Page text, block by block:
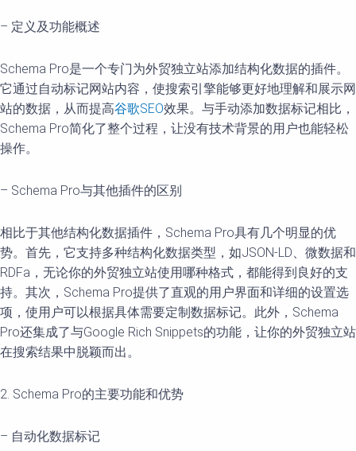
– 定义及功能概述
Schema Pro是一个专门为外贸独立站添加结构化数据的插件。
它通过自动标记网站内容，使搜索引擎能够更好地理解和展示网
站的数据，从而提高谷歌SEO效果。与手动添加数据标记相比，
Schema Pro简化了整个过程，让没有技术背景的用户也能轻松
操作。
– Schema Pro与其他插件的区别
相比于其他结构化数据插件，Schema Pro具有几个明显的优
势。首先，它支持多种结构化数据类型，如JSON-LD、微数据和
RDFa，无论你的外贸独立站使用哪种格式，都能得到良好的支
持。其次，Schema Pro提供了直观的用户界面和详细的设置选
项，使用户可以根据具体需要定制数据标记。此外，Schema
Pro还集成了与Google Rich Snippets的功能，让你的外贸独立站
在搜索结果中脱颖而出。
2. Schema Pro的主要功能和优势
– 自动化数据标记